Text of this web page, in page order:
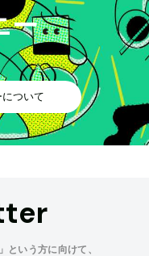
ー
ついて
という方に向けて、